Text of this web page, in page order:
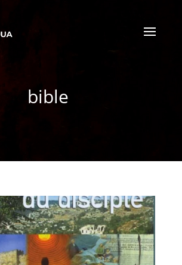
bible